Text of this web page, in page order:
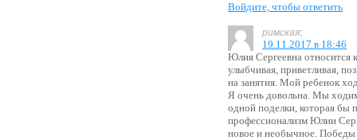
Войдите, чтобы ответить
римская:
19.11.2017 в 18:46
Юлия Сергеевна относится
улыбчивая, приветливая,
на занятия. Мой ребенок
Я очень довольна. Мы
одной поделки, которая бы
профессионализм Юлии
новое и необычное. Победы